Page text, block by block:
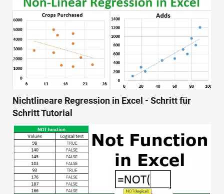
Nichtlineare Regression in Excel - Schritt für
Schritt Tutorial